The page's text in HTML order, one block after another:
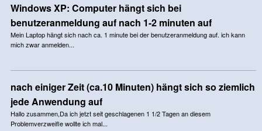
Windows XP: Computer hängt sich bei
benutzeranmeldung auf nach 1-2 minuten auf
Mein Laptop hängt sich nach ca. 1 minute bei der benutzeranmeldung auf. ich kann
mich zwar anmelden...
nach einiger Zeit (ca.10 Minuten) hängt sich so ziemlich
jede Anwendung auf
Hallo zusammen,Da ich jetzt seit geschlagenen 1 1/2 Tagen an diesem
Problemverzweifle wollte ich mal...